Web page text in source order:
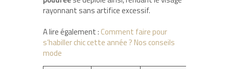
rayonnant sans artifice excessif.
A lire également : Comment faire pour
s’habiller chic cette année ? Nos conseils
mode